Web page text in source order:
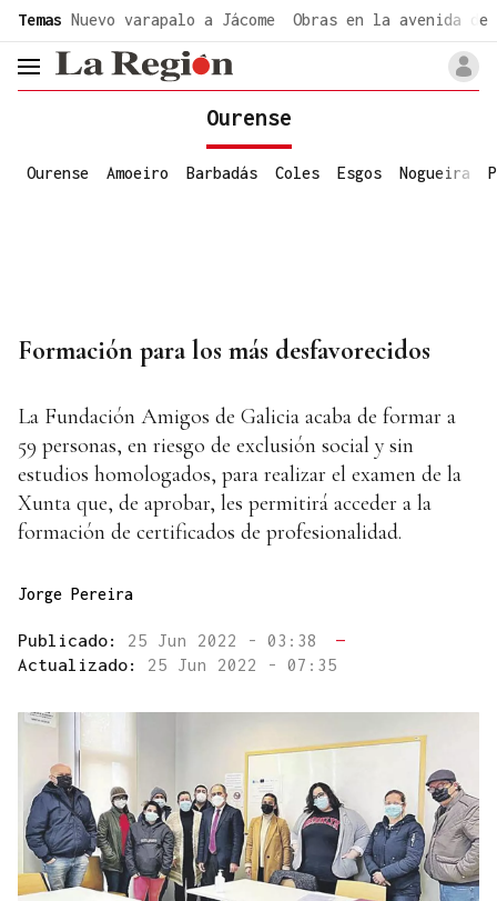
Temas Nuevo varapalo a Jácome Obras en la avenida de
header.menu.open
Ourense
Ourense Amoeiro Barbadás Coles Esgos Nogueira
Formación para los más desfavorecidos
La Fundación Amigos de Galicia acaba de formar a
59 personas, en riesgo de exclusión social y sin
estudios homologados, para realizar el examen de la
Xunta que, de aprobar, les permitirá acceder a la
formación de certificados de profesionalidad.
Jorge Pereira
Publicado: 25 Jun 2022 - 03:38
—
Actualizado: 25 Jun 2022 - 07:35